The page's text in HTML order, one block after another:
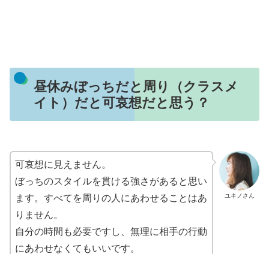
昼休みぼっちだと周り（クラスメ
イト）だと可哀想だと思う？
ユキノさん
可哀想に見えません。
ぼっちのスタイルを貫ける強さがあると思い
ます。すべてを周りの人にあわせることはあ
りません。
自分の時間も必要ですし、無理に相手の行動
にあわせなくてもいいです。